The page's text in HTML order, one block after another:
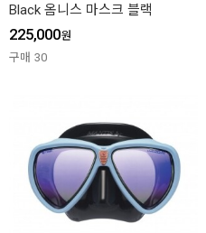
Black 옴니스 마스크 블랙
225,000원
구매 30